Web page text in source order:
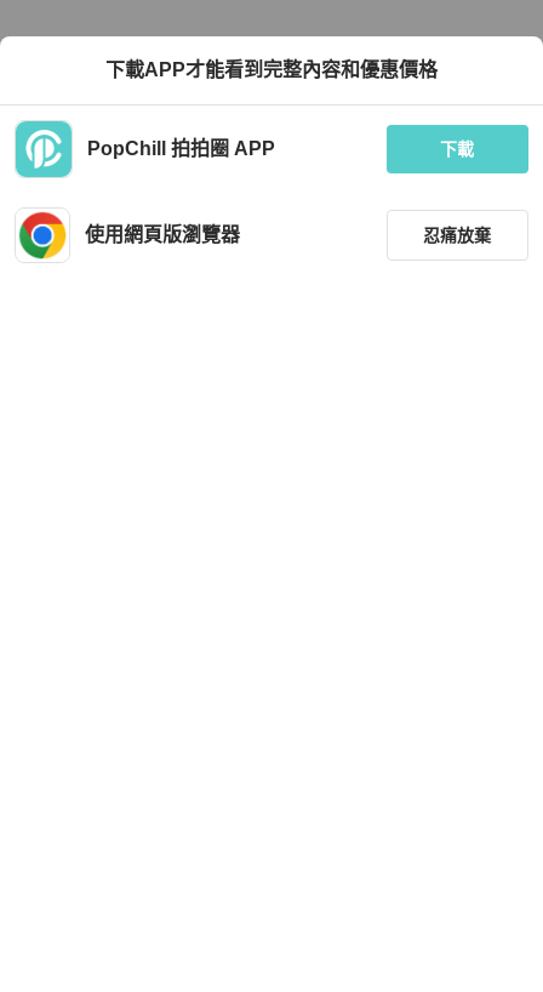
下載APP才能看到完整內容和優惠價格
PopChill 拍拍圈 APP 下載
使用網頁版瀏覽器 忍痛放棄